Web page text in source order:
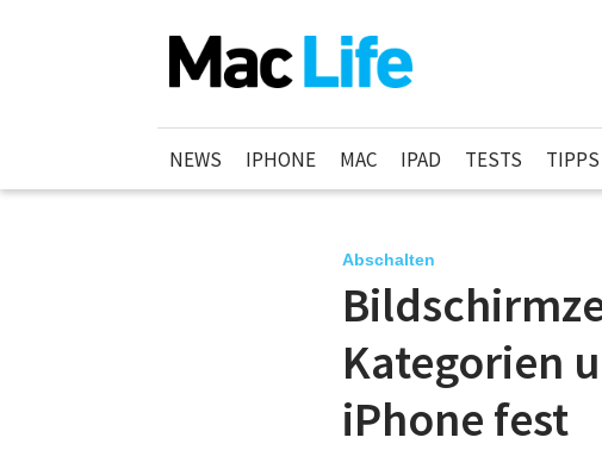
NEWS IPHONE MAC IPAD TESTS TIPPS
Abschalten
Kategorien
iPhone fest